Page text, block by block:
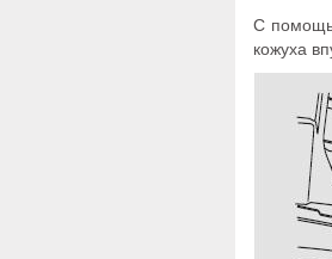
С
кожуха